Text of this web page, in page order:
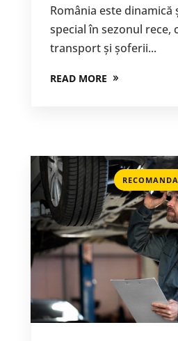
România este dinamică
special în sezonul rece,
transport și șoferii...
READ MORE